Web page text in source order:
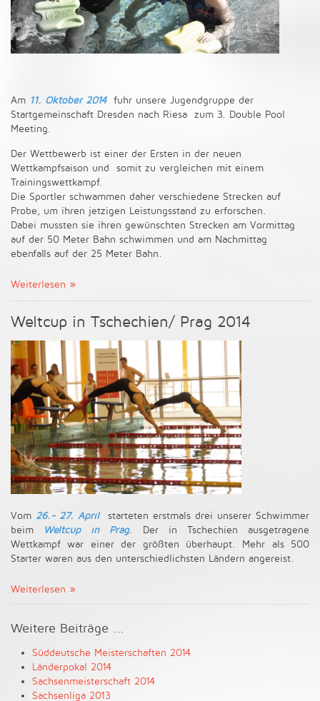
Am 11. Oktober 2014fuhr unsere Jugendgruppe der
Startgemeinschaft Dresden nach Riesa zum 3. Double Pool
Meeting.
Der Wettbewerb ist einer der Ersten in der neuen
Wettkampfsaison und somit zu vergleichen mit einem
Trainingswettkampf.
Die Sportler schwammen daher verschiedene Strecken auf
Probe, um ihren jetzigen Leistungsstand zu erforschen.
Dabei mussten sie ihren gewünschten Strecken am Vormittag
auf der 50 Meter Bahn schwimmen und am Nachmittag
ebenfalls auf der 25 Meter Bahn.
Weiterlesen
Weltcup in Tschechien/ Prag 2014
Vom 26.- 27. Aprilstarteten erstmals drei unserer Schwimmer
beim
Weltcup in Prag. Der in Tschechien ausgetragene
Wettkampf war einer der größten überhaupt. Mehr als 500
Starter waren aus den unterschiedlichsten Ländern angereist.
Weiterlesen
Weitere Beiträge ...
Süddeutsche Meisterschaften 2014
Länderpokal 2014
Sachsenmeisterschaft 2014
Sachsenliga 2013